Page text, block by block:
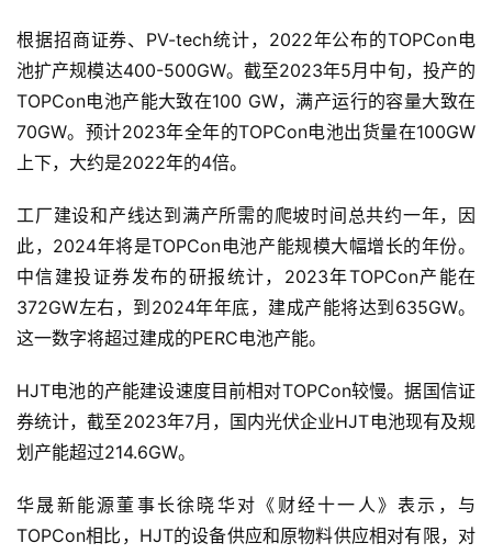
根据招商证券、PV-tech统计，2022年公布的TOPCon电
池扩产规模达400-500GW。截至2023年5月中旬，投产的
TOPCon电池产能大致在100 GW，满产运行的容量大致在
70GW。预计2023年全年的TOPCon电池出货量在100GW
上下，大约是2022年的4倍。
工厂建设和产线达到满产所需的爬坡时间总共约一年，因
此，2024年将是TOPCon电池产能规模大幅增长的年份。
中信建投证券发布的研报统计，2023年TOPCon产能在
372GW左右，到2024年年底，建成产能将达到635GW。
这一数字将超过建成的PERC电池产能。
HJT电池的产能建设速度目前相对TOPCon较慢。据国信证
券统计，截至2023年7月，国内光伏企业HJT电池现有及规
划产能超过214.6GW。
华晟新能源董事长徐晓华对《财经十一人》表示，与
TOPCon相比，HJT的设备供应和原物料供应相对有限，对